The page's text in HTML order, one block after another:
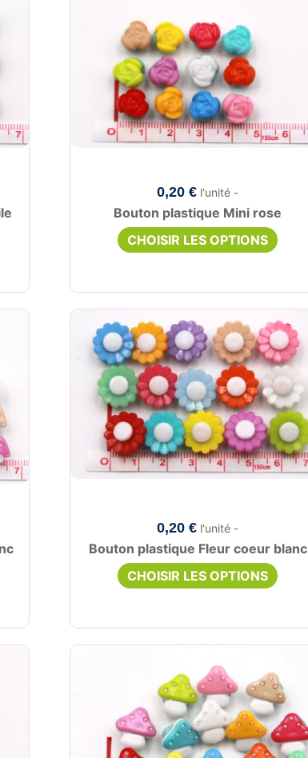
0,20 € l'unité -
Bouton plastique Mini rose
CHOISIR LES OPTIONS
0,20 € l'unité -
Bouton plastique Fleur coeur blanc
CHOISIR LES OPTIONS